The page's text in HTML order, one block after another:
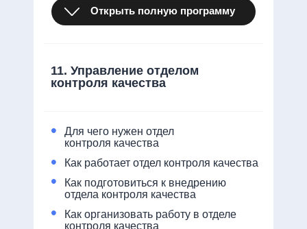
Открыть полную программу
11. Управление отделом
контроля качества
Для чего нужен отдел
контроля качества
•
Как работает отдел контроля качества
•
Как подготовиться к внедрению
отдела контроля качества
•
Как организовать работу в отделе
контроля качества
•